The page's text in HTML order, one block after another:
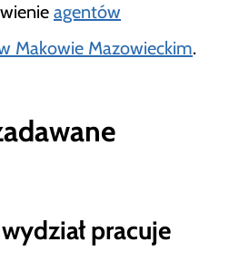
agentów
Makowie Mazowieckim.
pracuje